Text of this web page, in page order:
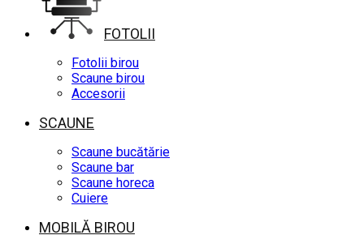
FOTOLII
Fotolii birou
Scaune birou
Accesorii
SCAUNE
Scaune bucătărie
Scaune bar
Scaune horeca
Cuiere
MOBILĂ BIROU